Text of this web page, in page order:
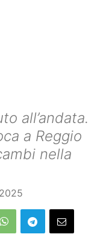
all’andata.
a Reggio
nella